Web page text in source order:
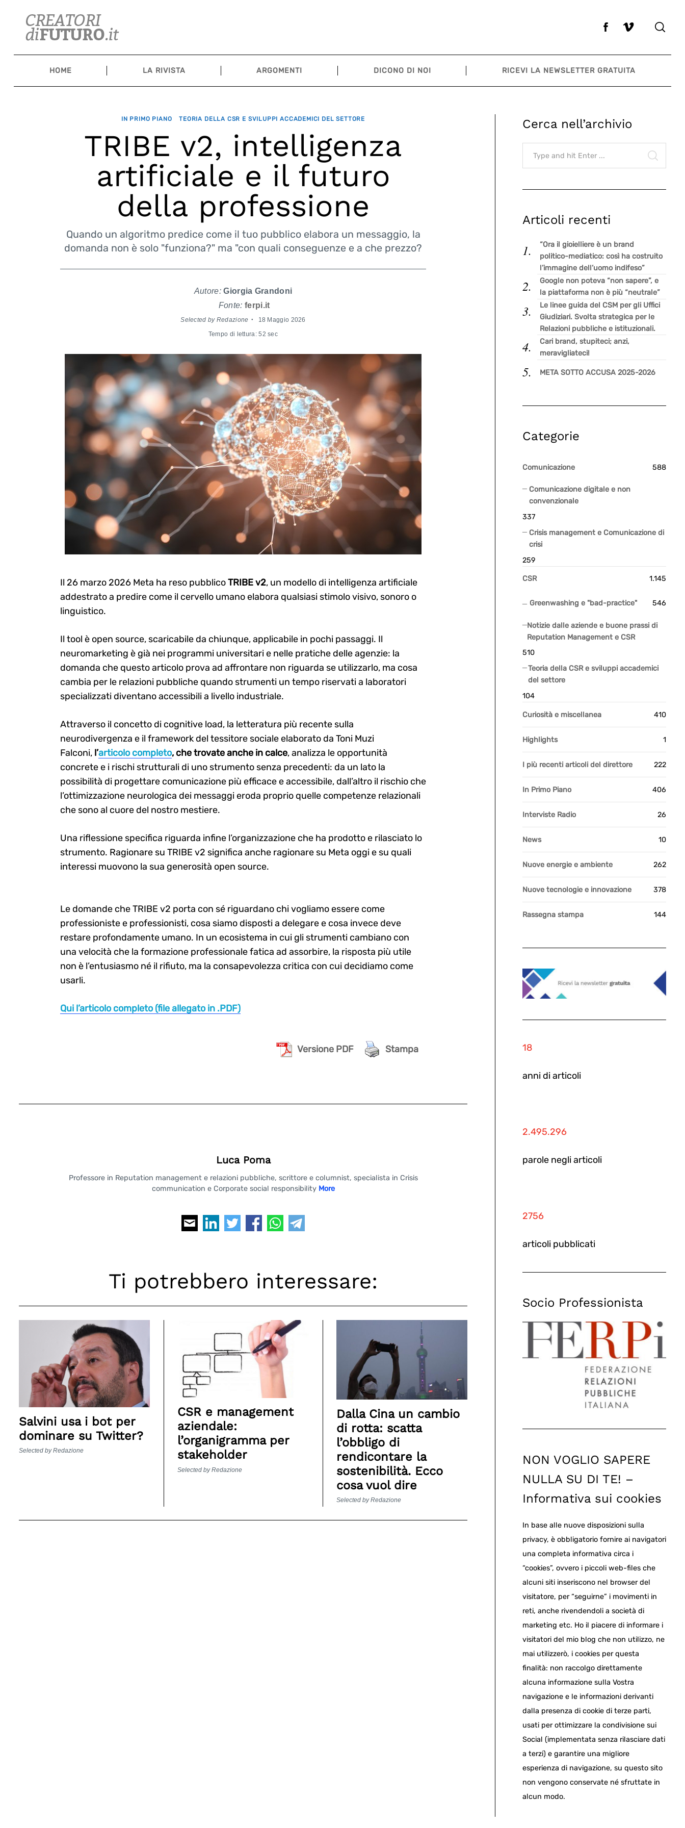
content
HOME LA RIVISTA ARGOMENTI DICONO DI NOI RICEVI LA NEWSLETTER GRATUITA
IN PRIMO PIANO TEORIA DELLA CSR E SVILUPPI ACCADEMICI DEL SETTORE
TRIBE v2, intelligenza
artificiale e il futuro
della professione
Quando un algoritmo predice come il tuo pubblico elabora un messaggio, la
domanda non è solo "funziona?" ma "con quali conseguenze e a che prezzo?
Autore: Giorgia Grandoni
Fonte: ferpi.it
Selected by Redazione 18 Maggio 2026
Tempo di lettura: 52 sec
Il 26 marzo 2026 Meta ha reso pubblicoTRIBE v2, un modello di intelligenza artificiale
addestrato a predire come il cervello umano elabora qualsiasi stimolo visivo, sonoro o
linguistico.
Il tool è open source, scaricabile da chiunque, applicabile in pochi passaggi. Il
neuromarketing è già nei programmi universitari e nelle pratiche delle agenzie: la
domanda che questo articolo prova ad affrontare non riguarda se utilizzarlo, ma cosa
cambia per le relazioni pubbliche quando strumenti un tempo riservati a laboratori
specializzati diventano accessibili a livello industriale.
Attraverso il concetto di cognitive load, la letteratura più recente sulla
neurodivergenza e il framework del tessitore sociale elaborato da Toni Muzi
Falconi, l’articolo completo, che trovate anche in calce, analizza le opportunità
concrete e i rischi strutturali di uno strumento senza precedenti: da un lato la
possibilità di progettare comunicazione più efficace e accessibile, dall’altro il rischio che
l’ottimizzazione neurologica dei messaggi eroda proprio quelle competenze relazionali
che sono al cuore del nostro mestiere.
Una riflessione specifica riguarda infine l’organizzazione che ha prodotto e rilasciato lo
strumento. Ragionare su TRIBE v2 significa anche ragionare su Meta oggi e su quali
interessi muovono la sua generosità open source.
Le domande che TRIBE v2 porta con sé riguardano chi vogliamo essere come
professioniste e professionisti, cosa siamo disposti a delegare e cosa invece deve
restare profondamente umano. In un ecosistema in cui gli strumenti cambiano con
una velocità che la formazione professionale fatica ad assorbire, la risposta più utile
non è l’entusiasmo né il rifiuto, ma la consapevolezza critica con cui decidiamo come
usarli.
Qui l’articolo completo (file allegato in .PDF)
Versione PDF Stampa
Luca Poma
Professore in Reputation management e relazioni pubbliche, scrittore e columnist, specialista in Crisis
communication e Corporate social responsibility More
Ti potrebbero interessare:
Salvini usa i bot per
dominare su Twitter?
Selected by Redazione
CSR e management
aziendale:
l’organigramma per
stakeholder
Selected by Redazione
Dalla Cina un cambio
di rotta: scatta
l’obbligo di
rendicontare la
sostenibilità. Ecco
cosa vuol dire
Selected by Redazione
Cerca nell’archivio
Search
for:
Articoli recenti
“Ora il gioielliere è un brand
politico-mediatico: così ha costruito
l’immagine dell’uomo indifeso”
Google non poteva “non sapere”, e
la piattaforma non è più “neutrale”
Le linee guida del CSM per gli Uffici
Giudiziari. Svolta strategica per le
Relazioni pubbliche e istituzionali.
Cari brand, stupiteci; anzi,
meravigliateci!
META SOTTO ACCUSA 2025-2026
Categorie
Comunicazione 588
Comunicazione digitale e non
convenzionale
337
Crisis management e Comunicazione di
crisi
259
CSR 1.145
Greenwashing e "bad-practice" 546
Notizie dalle aziende e buone prassi di
Reputation Management e CSR
510
Teoria della CSR e sviluppi accademici
del settore
104
Curiosità e miscellanea 410
Highlights 1
I più recenti articoli del direttore 222
In Primo Piano 406
Interviste Radio 26
News 10
Nuove energie e ambiente 262
Nuove tecnologie e innovazione 378
Rassegna stampa 144
18
anni di articoli
2.495.296
parole negli articoli
2756
articoli pubblicati
Socio Professionista
NON VOGLIO SAPERE
NULLA SU DI TE! –
Informativa sui cookies
In base alle nuove disposizioni sulla
privacy, è obbligatorio fornire ai navigatori
una completa informativa circa i
“cookies”, ovvero i piccoli web-files che
alcuni siti inseriscono nel browser del
visitatore, per “seguirne” i movimenti in
reti, anche rivendendoli a società di
marketing etc. Ho il piacere di informare i
visitatori del mio blog che non utilizzo, ne
mai utilizzerò, i cookies per questa
finalità: non raccolgo direttamente
alcuna informazione sulla Vostra
navigazione e le informazioni derivanti
dalla presenza di cookie di terze parti,
usati per ottimizzare la condivisione sui
Social (implementata senza rilasciare dati
a terzi) e garantire una migliore
esperienza di navigazione, su questo sito
non vengono conservate né sfruttate in
alcun modo.
Search
for: